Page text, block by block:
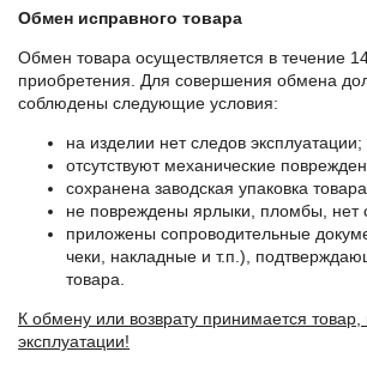
Обмен исправного товара
Обмен товара осуществляется в течение
приобретения. Для совершения обмена
соблюдены следующие условия:
на изделии нет следов эксплуатации;
отсутствуют механические
сохранена заводская упаковка
не повреждены ярлыки, пломбы, нет
приложены сопроводительные
чеки, накладные и т.п.),
товара.
К обмену или возврату принимается
эксплуатации!